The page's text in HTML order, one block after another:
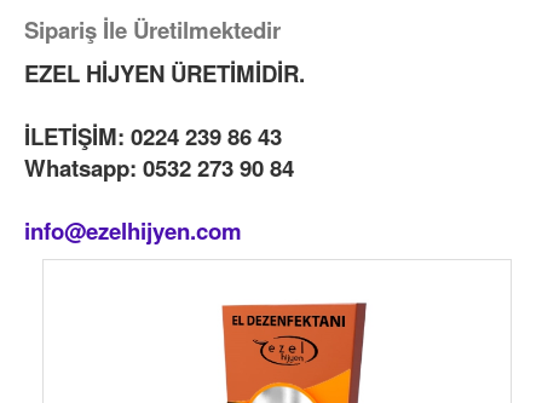
Sipariş İle Üretilmektedir
EZEL HİJYEN ÜRETİMİDİR.
İLETİŞİM: 0224 239 86 43
Whatsapp: 0532 273 90 84
info@ezelhijyen.com